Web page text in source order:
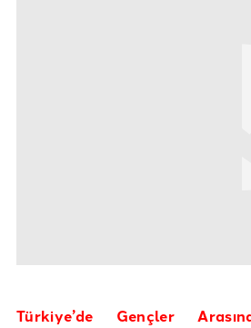
Türkiye’de Gençler